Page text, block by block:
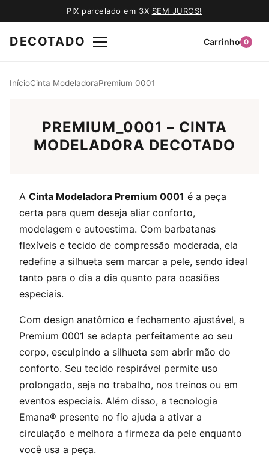
PIX parcelado em 3X SEM JUROS!
DECOTADO Carrinho 0
InícioCinta ModeladoraPremium 0001
PREMIUM_0001 – CINTA
MODELADORA DECOTADO
A Cinta Modeladora Premium 0001 é a peça
certa para quem deseja aliar conforto,
modelagem e autoestima. Com barbatanas
flexíveis e tecido de compressão moderada, ela
redefine a silhueta sem marcar a pele, sendo ideal
tanto para o dia a dia quanto para ocasiões
especiais.
Com design anatômico e fechamento ajustável, a
Premium 0001 se adapta perfeitamente ao seu
corpo, esculpindo a silhueta sem abrir mão do
conforto. Seu tecido respirável permite uso
prolongado, seja no trabalho, nos treinos ou em
eventos especiais. Além disso, a tecnologia
Emana® presente no fio ajuda a ativar a
circulação e melhora a firmeza da pele enquanto
você usa a peça.